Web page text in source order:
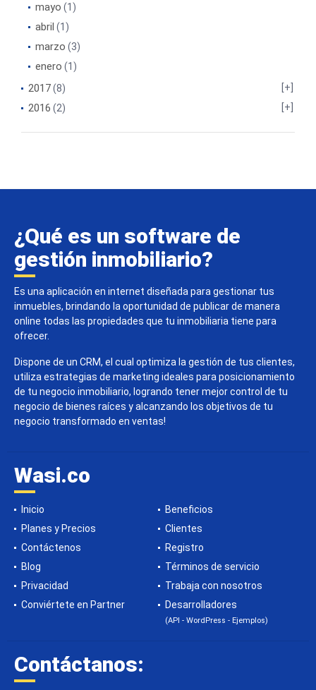
mayo (1)
abril (1)
marzo (3)
enero (1)
2017(8)
2016 (2)
¿Qué es un software de
gestión inmobiliario?
Es una aplicación en internet diseñada para gestionar tus
inmuebles, brindando la oportunidad de publicar de manera
online todas las propiedades que tu inmobiliaria tiene para
ofrecer.
Dispone de un CRM, el cual optimiza la gestión de tus clientes,
utiliza estrategias de marketing ideales para posicionamiento
de tu negocio inmobiliario, logrando tener mejor control de tu
negocio de bienes raíces y alcanzando los objetivos de tu
negocio transformado en ventas!
Wasi.co
Inicio
Beneficios
Planes y Precios
Clientes
Contáctenos
Registro
Blog
Términos de servicio
Privacidad
Trabaja con nosotros
Conviértete en Partner
Desarrolladores
(API - WordPress - Ejemplos)
Contáctanos: